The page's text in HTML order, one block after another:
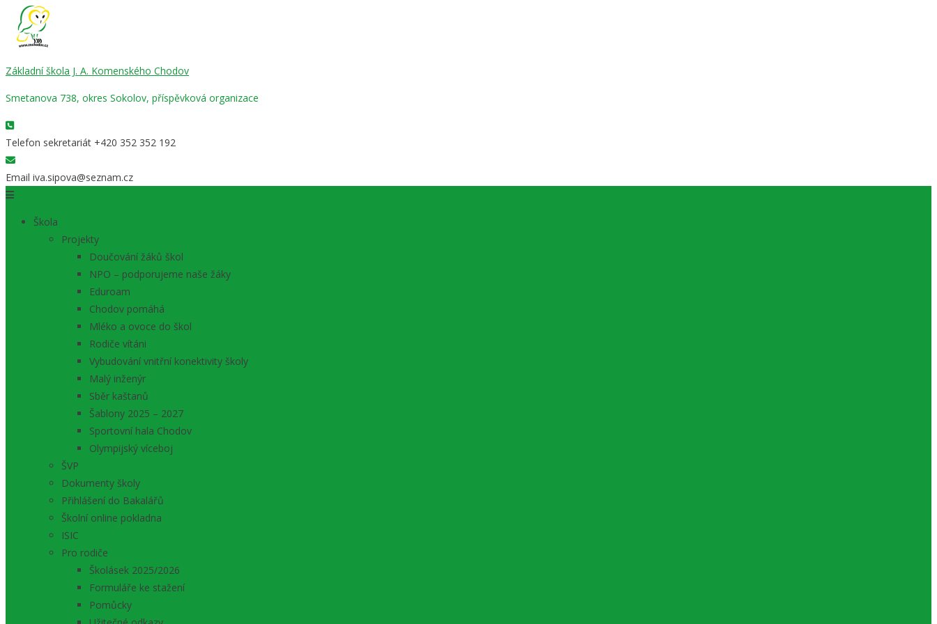
Základní škola J. A. Komenského Chodov
Smetanova 738, okres Sokolov, příspěvková organizace
Telefon sekretariát +420 352 352 192
Email iva.sipova@seznam.cz
Škola
Projekty
Doučování žáků škol
NPO – podporujeme naše žáky
Eduroam
Chodov pomáhá
Mléko a ovoce do škol
Rodiče vítáni
Vybudování vnitřní konektivity školy
Malý inženýr
Sběr kaštanů
Šablony 2025 – 2027
Sportovní hala Chodov
Olympijský víceboj
ŠVP
Dokumenty školy
Přihlášení do Bakalářů
Školní online pokladna
ISIC
Pro rodiče
Školásek 2025/2026
Formuláře ke stažení
Pomůcky